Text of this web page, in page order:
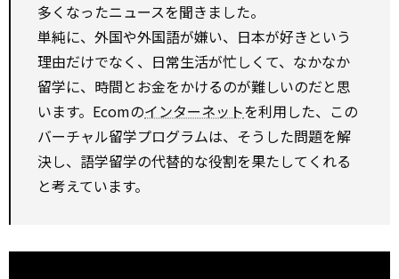
多くなったニュースを聞きました。
単純に、外国や外国語が嫌い、日本が好きという
理由だけでなく、日常生活が忙しくて、なかなか
留学に、時間とお金をかけるのが難しいのだと思
います。Ecomのインターネットを利用した、この
バーチャル留学プログラムは、そうした問題を解
決し、語学留学の代替的な役割を果たしてくれる
と考えています。